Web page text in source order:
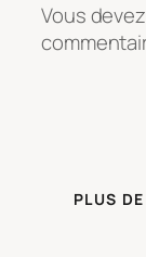
Vous devez
PLUS